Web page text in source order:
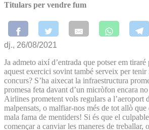
Titulars per vendre fum
dj., 26/08/2021
Ja admeto així d’entrada que potser em
aquest exercici sovint també serveix per
concurs? S’ha aixecat la infraestructura
promesa feta davant d’un micròfon encara
Airlines prometent vols regulars a l’aeroport
malpensats, o malfiar-nos més de tot allò
mala fama de mentiders! Si és que el
començar a canviar les maneres de